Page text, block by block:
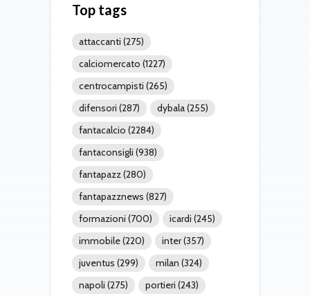
Top tags
attaccanti (275)
calciomercato (1227)
centrocampisti (265)
difensori (287) dybala(255)
fantacalcio (2284)
fantaconsigli (938)
fantapazz(280)
fantapazznews (827)
formazioni (700) icardi (245)
immobile(220) inter(357)
juventus (299) milan (324)
napoli (275) portieri (243)